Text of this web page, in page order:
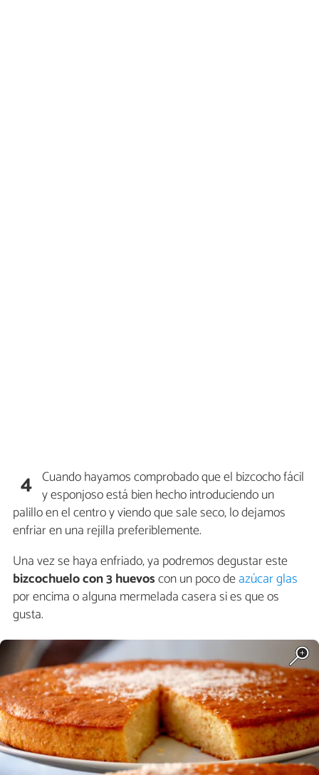
4 Cuando hayamos comprobado que el bizcocho fácil
y esponjoso está bien hecho introduciendo un
palillo en el centro y viendo que sale seco, lo dejamos
enfriar en una rejilla preferiblemente.
Una vez se haya enfriado, ya podremos degustar este
bizcochuelo con 3 huevoscon un poco deazúcar glas
por encima o alguna mermelada casera si es que os
gusta.